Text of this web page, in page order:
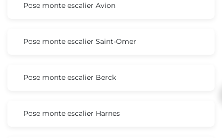
Pose monte escalier Avion
Pose monte escalier Saint-Omer
Pose monte escalier Berck
Pose monte escalier Harnes